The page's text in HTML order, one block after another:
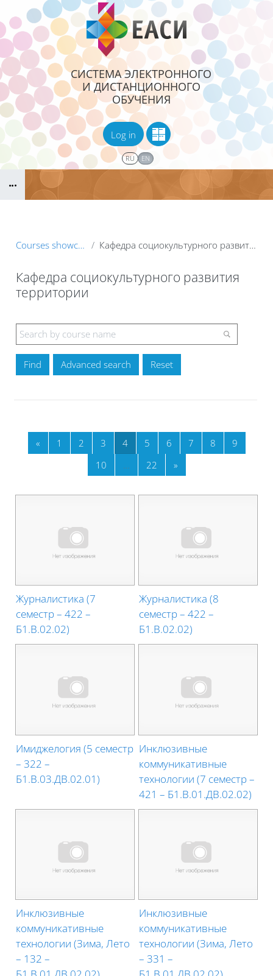
Skip to main content
СИСТЕМА ЭЛЕКТРОННОГО
И ДИСТАНЦИОННОГО
ОБУЧЕНИЯ
Log in
RU EN
Courses showcase 3KL Кафедра социокультурного развития территории
Кафедра социокультурного развития
территории
Advanced search
«Previous page
1 Page 1
2 Page 2
3Page 3
4Page 4
5Page 5
6Page 6
7Page 7
8Page 8
9Page 9
10
22 Page 22
»
Журналистика (7
семестр – 422 –
Б1.В.02.02)
Журналистика (8
семестр – 422 –
Б1.В.02.02)
Имиджелогия (5 семестр
– 322 –
Б1.В.03.ДВ.02.01)
Инклюзивные
коммуникативные
технологии (7 семестр –
421 – Б1.В.01.ДВ.02.02)
Инклюзивные
коммуникативные
технологии (Зима, Лето
– 132 –
Инклюзивные
коммуникативные
технологии (Зима, Лето
– 331 –